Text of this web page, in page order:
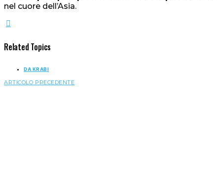
nel cuore dell’Asia.
Related Topics
DA KRABI
ARTICOLO PRECEDENTE